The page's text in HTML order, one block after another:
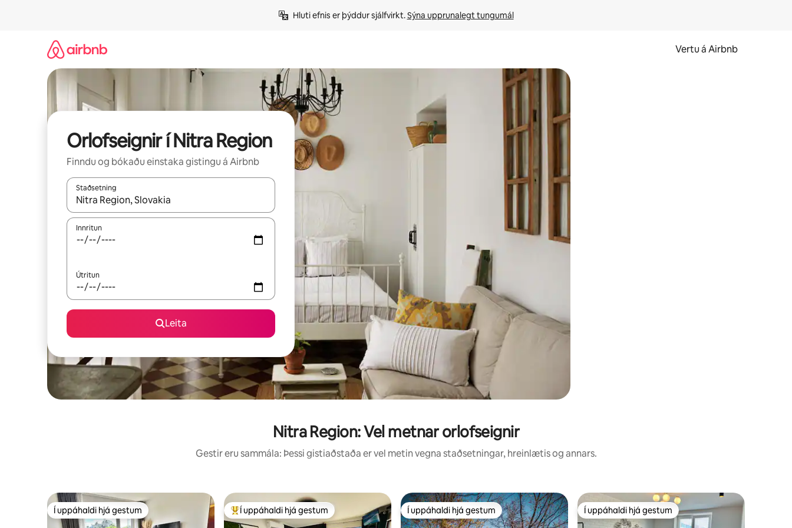
Hluti efnis er þýddur sjálfvirkt. Sýna upprunalegt tungumál
Vertu á Airbnb
Orlofseignir í Nitra Region
Finndu og bókaðu einstaka gistingu á Airbnb
Staðsetning
Þegar niðurstöður liggja fyrir skaltu nota upp og niður örvalyklana eða skoða með því að snerta eða strjúka.
Innritun
Útritun
Leita
Nitra Region: Vel metnar orlofseignir
Gestir eru sammála: Þessi gistiaðstaða er vel metin vegna staðsetningar, hreinlætis og annars.
Í uppáhaldi hjá gestum
Í uppáhaldi hjá gestum Í mestu uppáhaldi hjá gestum
Í uppáhaldi hjá gestum Í uppáhaldi hjá gestum
Í uppáhaldi hjá gestum Í uppáhaldi hjá gestum
Í uppáhaldi hjá gestum